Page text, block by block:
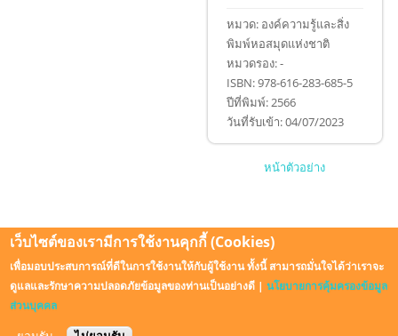
หมวด: องค์ความรู้และสิ่ง
พิมพ์หอสมุดแห่งชาติ
หมวดรอง:-
ISBN:978-616-283-685-5
ปีที่พิมพ์:2566
วันที่รับเข้า:04/07/2023
หน้าตัวอย่าง
เว็บไซต์ของเรามีการใช้งานคุกกี้ (Cookies)
เพื่อมอบประสบการณ์ที่ดีในการใช้งานให้กับผู้ใช้งาน ทั้งนี้ สามารถมั่นใจได้ว่าเราจะ
ดูแลและรักษาความปลอดภัยข้อมูลของท่านเป็นอย่างดี |นโยบายการคุ้มครองข้อมูล
ส่วนบุคคล